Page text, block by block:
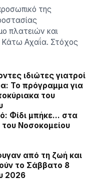
της
πλατειών και
Αχαΐα. Στόχος
ιδιώτες γιατροί
Το πρόγραμμα για
του
Φίδι μπήκε… στα
του Νοσοκομείου
από τη ζωή και
το Σάββατο 8
2026